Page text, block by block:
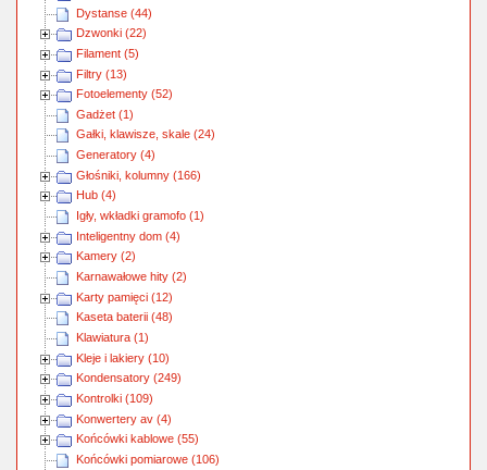
Dystanse (44)
Dzwonki (22)
Filament (5)
Filtry (13)
Fotoelementy (52)
Gadżet (1)
Gałki, klawisze, skale (24)
Generatory (4)
Głośniki, kolumny (166)
Hub (4)
Igły, wkładki gramofo (1)
Inteligentny dom (4)
Kamery (2)
Karnawałowe hity (2)
Karty pamięci (12)
Kaseta baterii (48)
Klawiatura (1)
Kleje i lakiery (10)
Kondensatory (249)
Kontrolki (109)
Konwertery av (4)
Końcówki kablowe (55)
Końcówki pomiarowe (106)